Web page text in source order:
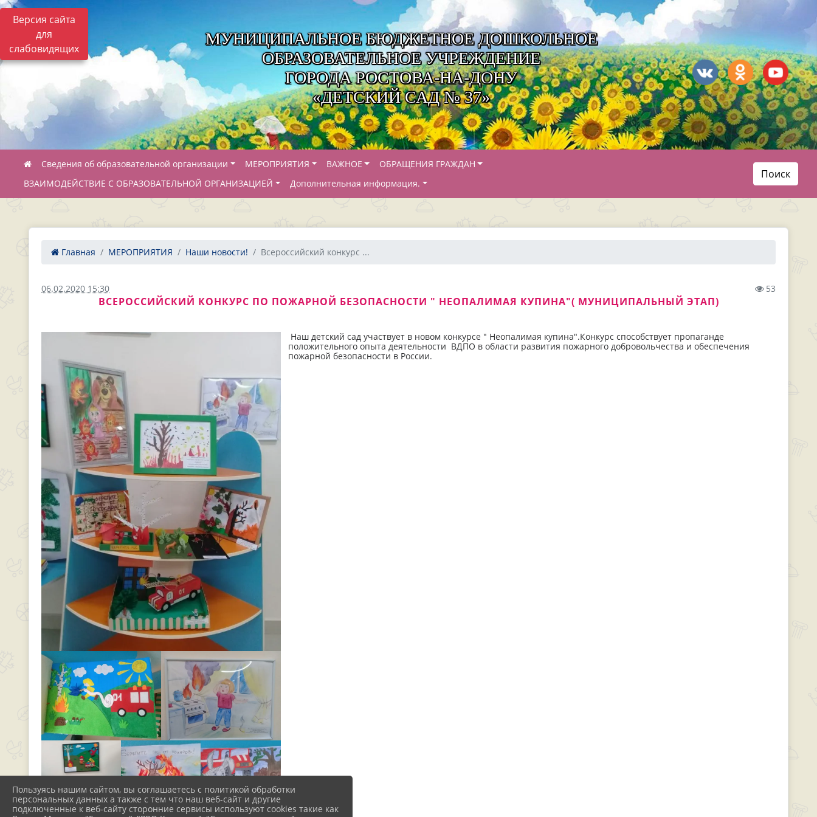
Версия сайта
для
слабовидящих
МУНИЦИПАЛЬНОЕ БЮДЖЕТНОЕ ДОШКОЛЬНОЕ
ОБРАЗОВАТЕЛЬНОЕ УЧРЕЖДЕНИЕ
ГОРОДА РОСТОВА-НА-ДОНУ
«ДЕТСКИЙ САД № 37»
Сведения об образовательной организации МЕРОПРИЯТИЯ ВАЖНОЕ
ОБРАЩЕНИЯ ГРАЖДАН
ВЗАИМОДЕЙСТВИЕ С ОБРАЗОВАТЕЛЬНОЙ ОРГАНИЗАЦИЕЙ
Дополнительная информация.
Поиск
Главная МЕРОПРИЯТИЯ Наши новости! Всероссийский конкурс ...
06.02.2020 15:30 53
ВСЕРОССИЙСКИЙ КОНКУРС ПО ПОЖАРНОЙ БЕЗОПАСНОСТИ " НЕОПАЛИМАЯ КУПИНА"( МУНИЦИПАЛЬНЫЙ ЭТАП)
Наш детский сад участвует в новом конкурсе " Неопалимая купина".Конкурс способствует пропаганде
положительного опыта деятельности ВДПО в области развития пожарного добровольчества и обеспечения
пожарной безопасности в России.
Пользуясь нашим сайтом, вы соглашаетесь с политикой обработки
персональных данных а также с тем что наш веб-сайт и другие
подключенные к веб-сайту сторонние сервисы используют cookies такие как